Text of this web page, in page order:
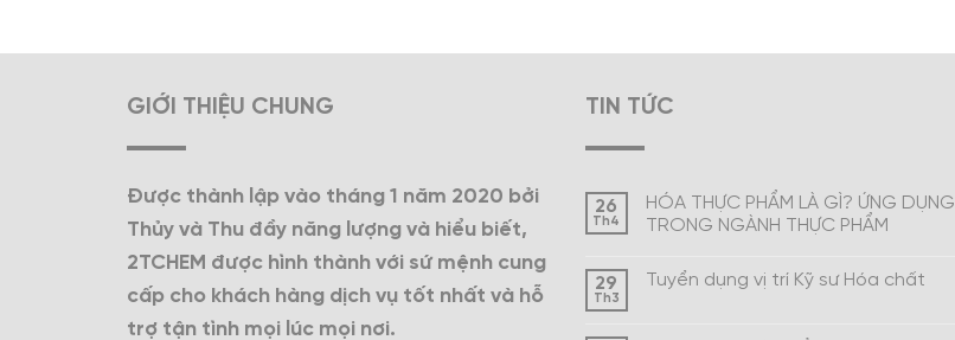
GIỚI THIỆU CHUNG
Được thành lập vào tháng 1 năm 2020 bởi
Thủy và Thu đầy năng lượng và hiểu biết,
2TCHEM được hình thành với sứ mệnh cung
cấp cho khách hàng dịch vụ tốt nhất và hỗ
trợ tận tình mọi lúc mọi nơi.
TIN TỨC
26
Th4
HÓA THỰC PHẨM LÀ GÌ? ỨNG DỤNG
TRONG NGÀNH THỰC PHẨM
29
Th3
Tuyển dụng vị trí Kỹ sư Hóa chất